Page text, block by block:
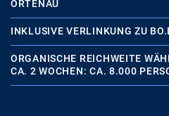
ORTENAU
INKLUSIVE VERLINKUNG ZU
ORGANISCHE REICHWEITE
CA. 2 WOCHEN: CA. 8.000